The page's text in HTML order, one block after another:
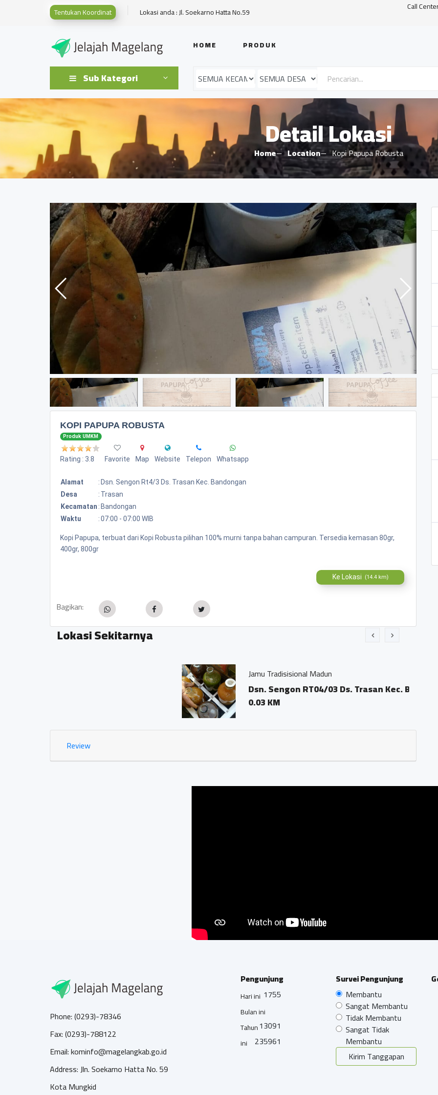
Tentukan Koordinat Lokasi anda : Jl. Soekarno Hatta No.59 Call
HOME PRODUK
Sub Kategori
Detail Lokasi
Home Location Kopi Papupa Robusta
KOPI PAPUPA ROBUSTA
Produk UMKM
Rating : 3.8 Favorite Map Website Telepon Whatsapp
Alamat : Dsn. Sengon Rt4/3 Ds. Trasan Kec. Bandongan
Desa
: Trasan
Kecamatan : Bandongan
Waktu
:07:00 - 07:00 WIB
Kopi Papupa, terbuat dari Kopi Robusta pilihan 100% murni tanpa bahan campuran. Tersedia kemasan 80gr,
400gr, 800gr
Ke Lokasi (14.4 km)
Bagikan:
Lokasi Sekitarnya
Jamu Tradisisional Madun
Dsn. Sengon RT04/03 Ds. Trasan Kec. Bandongan
Review
Phone: (0293)-78346
Fax: (0293)-788122
Email: kominfo@magelangkab.go.id
Address: Jln. Soekarno Hatta No. 59
Kota Mungkid
Pengunjung
Hari ini 1755
Bulan ini
13091
Tahun
ini
235961
Survei Pengunjung
Membantu
Sangat Membantu
Tidak Membantu
Sangat Tidak
Membantu
Kirim Tanggapan